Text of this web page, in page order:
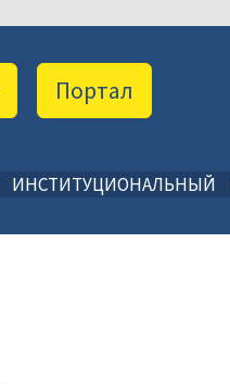
Портал
ИНСТИТУЦИОНАЛЬНЫЙ